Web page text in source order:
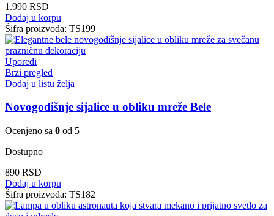
1.990 RSD
Dodaj u korpu
Šifra proizvoda: TS199
Uporedi
Brzi pregled
Dodaj u listu želja
Novogodišnje sijalice u obliku mreže Bele
Ocenjeno sa 0 od 5
Dostupno
890 RSD
Dodaj u korpu
Šifra proizvoda: TS182